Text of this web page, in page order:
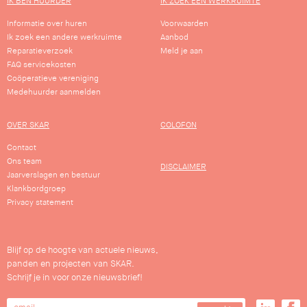
Informatie over huren
Ik zoek een andere werkruimte
Reparatieverzoek
FAQ servicekosten
Coöperatieve vereniging
Medehuurder aanmelden
Voorwaarden
Aanbod
Meld je aan
OVER SKAR
Contact
Ons team
Jaarverslagen en bestuur
Klankbordgroep
Privacy statement
COLOFON
DISCLAIMER
Blijf op de hoogte van actuele nieuws,
panden en projecten van SKAR.
Schrijf je in voor onze nieuwsbrief!